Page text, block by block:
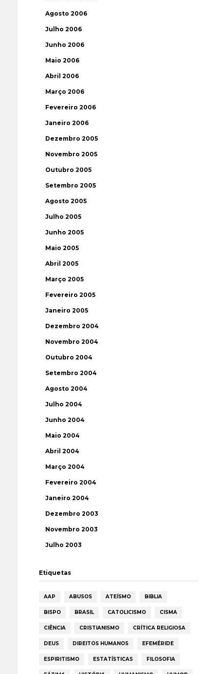
Agosto 2006
Julho 2006
Junho 2006
Maio 2006
Abril 2006
Março 2006
Fevereiro 2006
Janeiro 2006
Dezembro 2005
Novembro 2005
Outubro 2005
Setembro 2005
Agosto 2005
Julho 2005
Junho 2005
Maio 2005
Abril 2005
Março 2005
Fevereiro 2005
Janeiro 2005
Dezembro 2004
Novembro 2004
Outubro 2004
Setembro 2004
Agosto 2004
Julho 2004
Junho 2004
Maio 2004
Abril 2004
Março 2004
Fevereiro 2004
Janeiro 2004
Dezembro 2003
Novembro 2003
Julho 2003
Etiquetas
AAP ABUSOS ATEÍSMO BIBLIA
BISPO BRASIL CATOLICISMO CISMA
CIÊNCIA CRISTIANISMO CRÍTICA RELIGIOSA
DEUS DIREITOS HUMANOS EFEMÉRIDE
ESPIRITISMO ESTATÍSTICAS FILOSOFIA